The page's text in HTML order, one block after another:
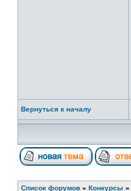
Вернуться к началу
Список форумов » Конкурсы »